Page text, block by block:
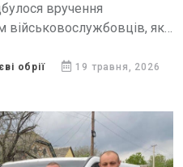
вручення
які
обрії 19 травня, 2026